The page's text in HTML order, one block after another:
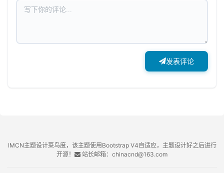
发表评论
IMCN主题设计菜鸟度，该主题使用Bootstrap V4自适应，主题设计好之后进行
开源！
站长邮箱：chinacnd@163.com